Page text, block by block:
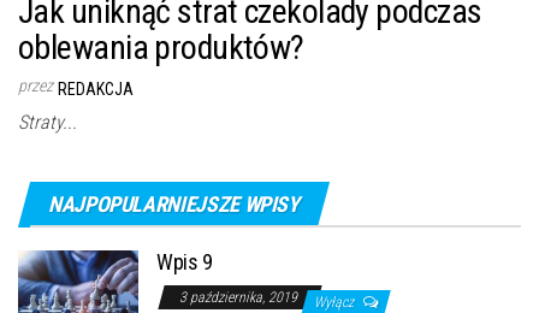
Jak uniknąć strat czekolady podczas
oblewania produktów?
przez REDAKCJA
Straty...
NAJPOPULARNIEJSZE WPISY
Wpis 9
3 października, 2019 Wyłącz